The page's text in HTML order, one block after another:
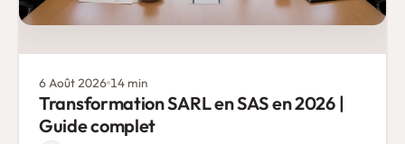
6 Août 2026 14 min
Transformation SARL en SAS en 2026 |
Guide complet